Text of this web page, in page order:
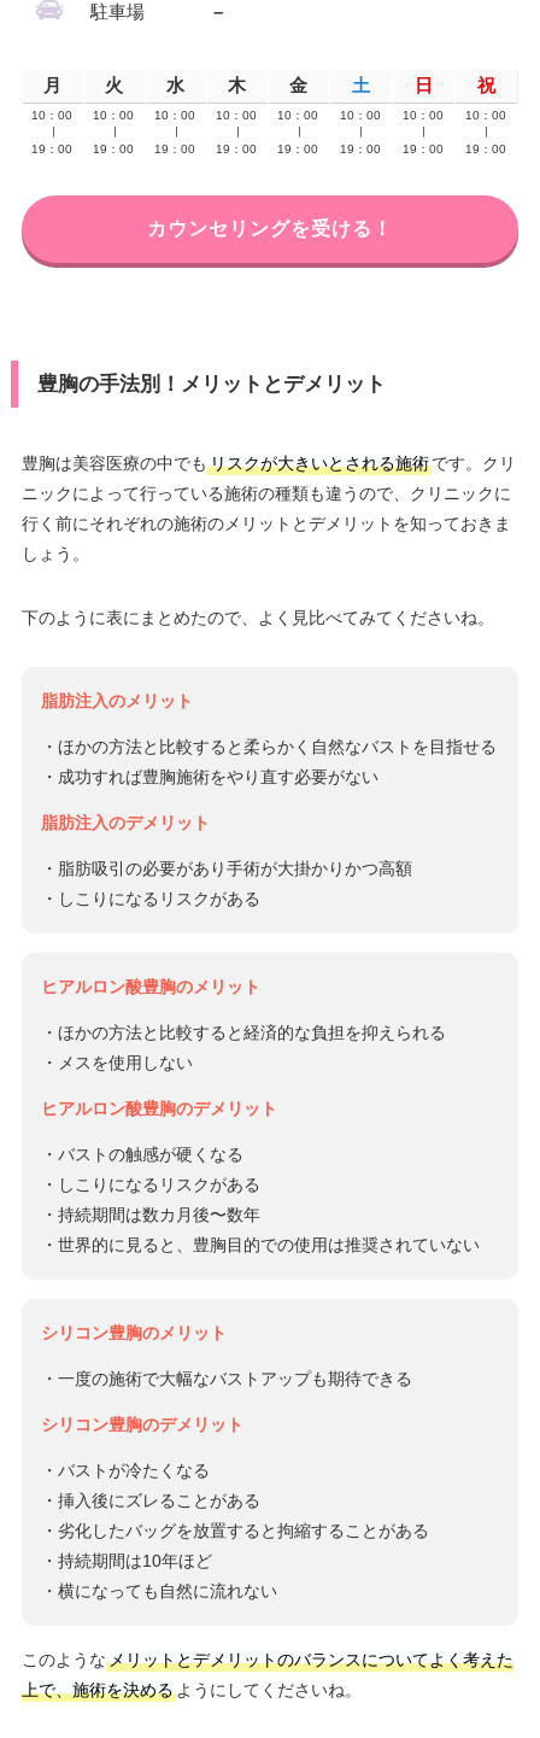
駐車場 –
月 火 水 木 金 土 日 祝
10：00
19：00
10：00
19：00
10：00
19：00
10：00
19：00
10：00
19：00
10：00
19：00
10：00
19：00
10：00
19：00
カウンセリングを受ける！
豊胸の手法別！メリットとデメリット
豊胸は美容医療の中でも リスクが大きいとされる施術です。クリ
ニックによって行っている施術の種類も違うので、クリニックに
行く前にそれぞれの施術のメリットとデメリットを知っておきま
しょう。
下のように表にまとめたので、よく見比べてみてくださいね。
脂肪注入のメリット
・ほかの方法と比較すると柔らかく自然なバストを目指せる
・成功すれば豊胸施術をやり直す必要がない
脂肪注入のデメリット
・脂肪吸引の必要があり手術が大掛かりかつ高額
・しこりになるリスクがある
ヒアルロン酸豊胸のメリット
・ほかの方法と比較すると経済的な負担を抑えられる
・メスを使用しない
ヒアルロン酸豊胸のデメリット
・バストの触感が硬くなる
・しこりになるリスクがある
・持続期間は数カ月後〜数年
・世界的に見ると、豊胸目的での使用は推奨されていない
シリコン豊胸のメリット
・一度の施術で大幅なバストアップも期待できる
シリコン豊胸のデメリット
・バストが冷たくなる
・挿入後にズレることがある
・劣化したバッグを放置すると拘縮することがある
・持続期間は10年ほど
・横になっても自然に流れない
このようなメリットとデメリットのバランスについてよく考えた
上で、施術を決めるようにしてくださいね。